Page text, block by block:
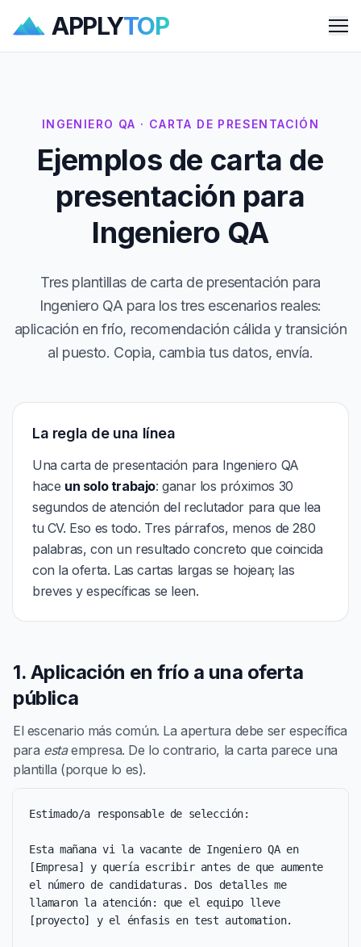
APPLYTOP
INGENIERO QA · CARTA DE PRESENTACIÓN
Ejemplos de carta de
presentación para
Ingeniero QA
Tres plantillas de carta de presentación para
Ingeniero QA para los tres escenarios reales:
aplicación en frío, recomendación cálida y transición
al puesto. Copia, cambia tus datos, envía.
La regla de una línea
Una carta de presentación para Ingeniero QA
hace un solo trabajo: ganar los próximos 30
segundos de atención del reclutador para que lea
tu CV. Eso es todo. Tres párrafos, menos de 280
palabras, con un resultado concreto que coincida
con la oferta. Las cartas largas se hojean; las
breves y específicas se leen.
1. Aplicación en frío a una oferta
pública
El escenario más común. La apertura debe ser específica
para estaempresa. De lo contrario, la carta parece una
plantilla (porque lo es).
Estimado/a responsable de selección:
Esta mañana vi la vacante de Ingeniero QA en
[Empresa] y quería escribir antes de que aumente
el número de candidaturas. Dos detalles me
llamaron la atención: que el equipo lleve
[proyecto] y el énfasis en test automation.